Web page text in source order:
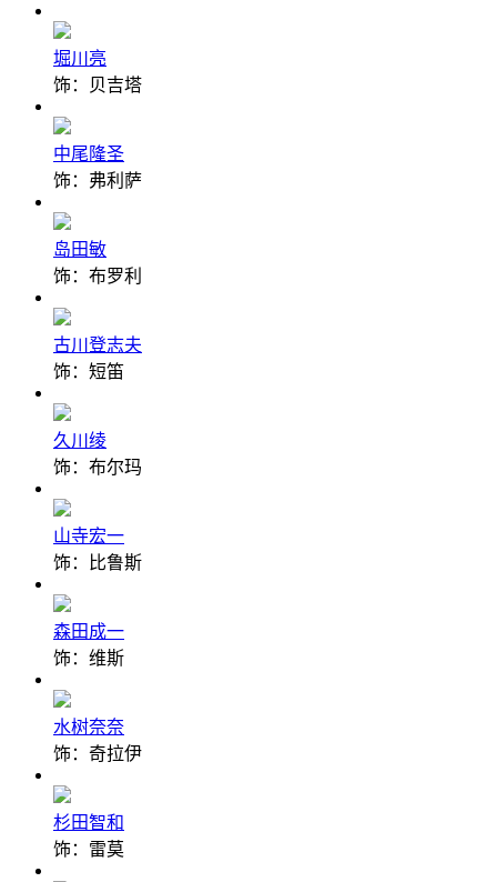
堀川亮
饰：贝吉塔
中尾隆圣
饰：弗利萨
岛田敏
饰：布罗利
古川登志夫
饰：短笛
久川绫
饰：布尔玛
山寺宏一
饰：比鲁斯
森田成一
饰：维斯
水树奈奈
饰：奇拉伊
杉田智和
饰：雷莫